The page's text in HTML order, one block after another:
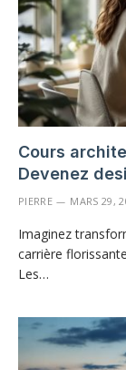
Cours
Devenez
PIERRE MARS 29,
Imaginez
carrière
Les…